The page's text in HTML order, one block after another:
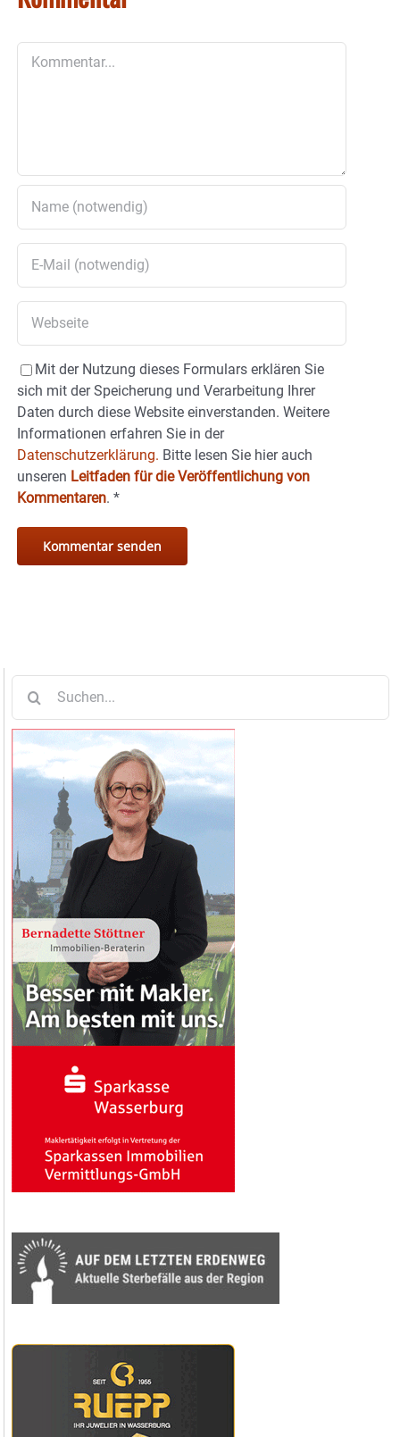
Mit der Nutzung dieses Formulars erklären Sie
sich mit der Speicherung und Verarbeitung Ihrer
Daten durch diese Website einverstanden. Weitere
Informationen erfahren Sie in der
Datenschutzerklärung. Bitte lesen Sie hier auch
unseren Leitfaden für die Veröffentlichung von
Kommentaren. *
nach: